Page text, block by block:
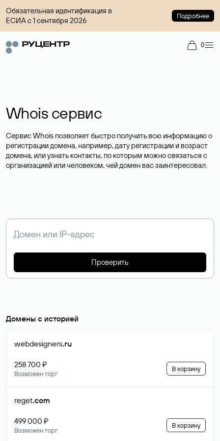
Обязательная идентификация в
ЕСИА с 1 сентября 2026
Подробнее
0
Whois сервис
Сервис Whois позволяет быстро получить всю информацию о
регистрации домена, например, дату регистрации и возраст
домена, или узнать контакты, по которым можно связаться с
организацией или человеком, чей домен вас заинтересовал.
Проверить
Домены с историей
webdesigners.ru
258 700 ₽
Возможен торг
В корзину
reget.com
499 000 ₽
Возможен торг
В корзину